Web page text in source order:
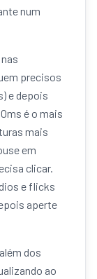
num
precisos
e depois
é o mais
mais
em
clicar.
e flicks
aperte
dos
ao